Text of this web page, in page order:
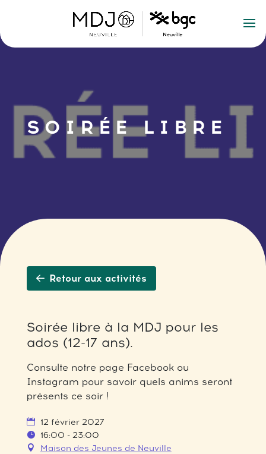
SOIRÉE LIBRE
Retour aux activités
Soirée libre à la MDJ pour les
ados (12-17 ans).
Consulte notre page Facebook ou
Instagram pour savoir quels anims seront
présents ce soir !
12 février 2027
16:00 - 23:00
Maison des Jeunes de Neuville